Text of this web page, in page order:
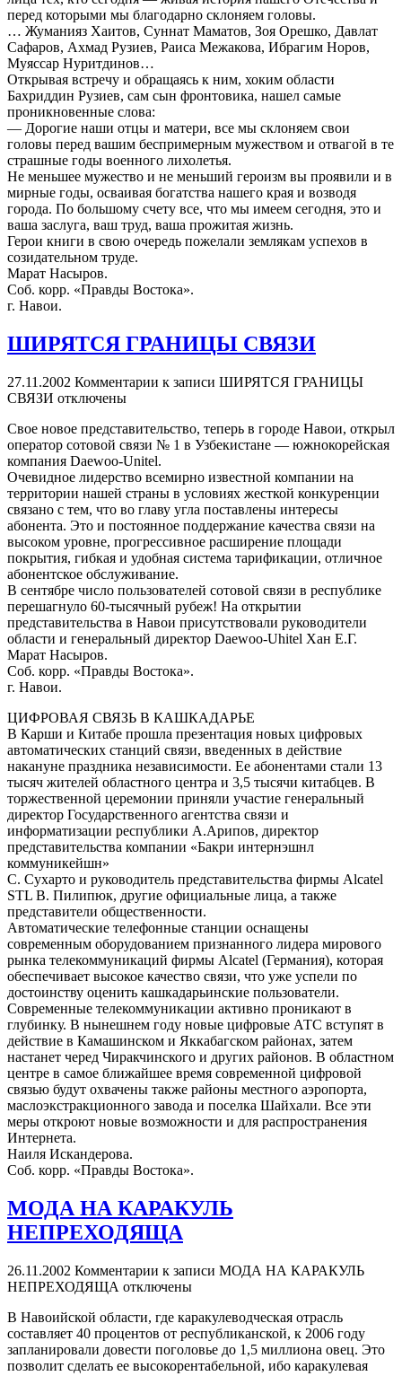
перед которыми мы благодарно склоняем головы.
… Жуманияз Хаитов, Суннат Маматов, Зоя Орешко, Давлат
Сафаров, Ахмад Рузиев, Раиса Межакова, Ибрагим Норов,
Муяссар Нуритдинов…
Открывая встречу и обращаясь к ним, хоким области
Бахриддин Рузиев, сам сын фронтовика, нашел самые
проникновенные слова:
— Дорогие наши отцы и матери, все мы склоняем свои
головы перед вашим беспримерным мужеством и отвагой в те
страшные годы военного лихолетья.
Не меньшее мужество и не меньший героизм вы проявили и в
мирные годы, осваивая богатства нашего края и возводя
города. По большому счету все, что мы имеем сегодня, это и
ваша заслуга, ваш труд, ваша прожитая жизнь.
Герои книги в свою очередь пожелали землякам успехов в
созидательном труде.
Марат Насыров.
Соб. корр. «Правды Востока».
г. Навои.
ШИРЯТСЯ ГРАНИЦЫ СВЯЗИ
27.11.2002 Комментарии к записи ШИРЯТСЯ ГРАНИЦЫ
СВЯЗИ отключены
Свое новое представительство, теперь в городе Навои, открыл
оператор сотовой связи № 1 в Узбекистане — южнокорейская
компания Daewoo-Unitel.
Очевидное лидерство всемирно известной компании на
территории нашей страны в условиях жесткой конкуренции
связано с тем, что во главу угла поставлены интересы
абонента. Это и постоянное поддержание качества связи на
высоком уровне, прогрессивное расширение площади
покрытия, гибкая и удобная система тарификации, отличное
абонентское обслуживание.
В сентябре число пользователей сотовой связи в республике
перешагнуло 60-тысячный рубеж! На открытии
представительства в Навои присутствовали руководители
области и генеральный директор Daewoо-Uhitel Хан Е.Г.
Марат Насыров.
Соб. корр. «Правды Востока».
г. Навои.
ЦИФРОВАЯ СВЯЗЬ В КАШКАДАРЬЕ
В Карши и Китабе прошла презентация новых цифровых
автоматических станций связи, введенных в действие
накануне праздника независимости. Ее абонентами стали 13
тысяч жителей областного центра и 3,5 тысячи китабцев. В
торжественной церемонии приняли участие генеральный
директор Государственного агентства связи и
информатизации республики А.Арипов, директор
представительства компании «Бакри интернэшнл
коммуникейшн»
С. Сухарто и руководитель представительства фирмы Alcatel
STL В. Пилипюк, другие официальные лица, а также
представители общественности.
Автоматические телефонные станции оснащены
современным оборудованием признанного лидера мирового
рынка телекоммуникаций фирмы Alcatel (Германия), которая
обеспечивает высокое качество связи, что уже успели по
достоинству оценить кашкадарьинские пользователи.
Современные телекоммуникации активно проникают в
глубинку. В нынешнем году новые цифровые АТС вступят в
действие в Камашинском и Яккабагском районах, затем
настанет черед Чиракчинского и других районов. В областном
центре в самое ближайшее время современной цифровой
связью будут охвачены также районы местного аэропорта,
маслоэкстракционного завода и поселка Шайхали. Все эти
меры откроют новые возможности и для распространения
Интернета.
Наиля Искандерова.
Соб. корр. «Правды Востока».
МОДА НА КАРАКУЛЬ
НЕПРЕХОДЯЩА
26.11.2002 Комментарии к записи МОДА НА КАРАКУЛЬ
НЕПРЕХОДЯЩА отключены
В Навоийской области, где каракулеводческая отрасль
составляет 40 процентов от республиканской, к 2006 году
запланировали довести поголовье до 1,5 миллиона овец. Это
позволит сделать ее высокорентабельной, ибо каракулевая